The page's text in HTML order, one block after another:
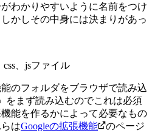
わかりやすいように名前をつけ
しかしその中身には決まりがあっ
、jsファイル
のフォルダをブラウザで読み込
をまず読み込むのでこれは必須
能を作るかによって必要なもの
はGoogleの拡張機能
のページ